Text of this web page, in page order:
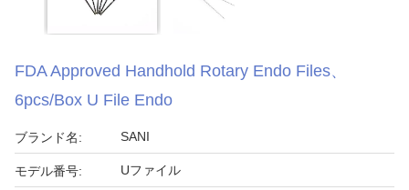
FDA Approved Handhold Rotary Endo Files、
6pcs/Box U File Endo
ブランド名: SANI
モデル番号: Uファイル